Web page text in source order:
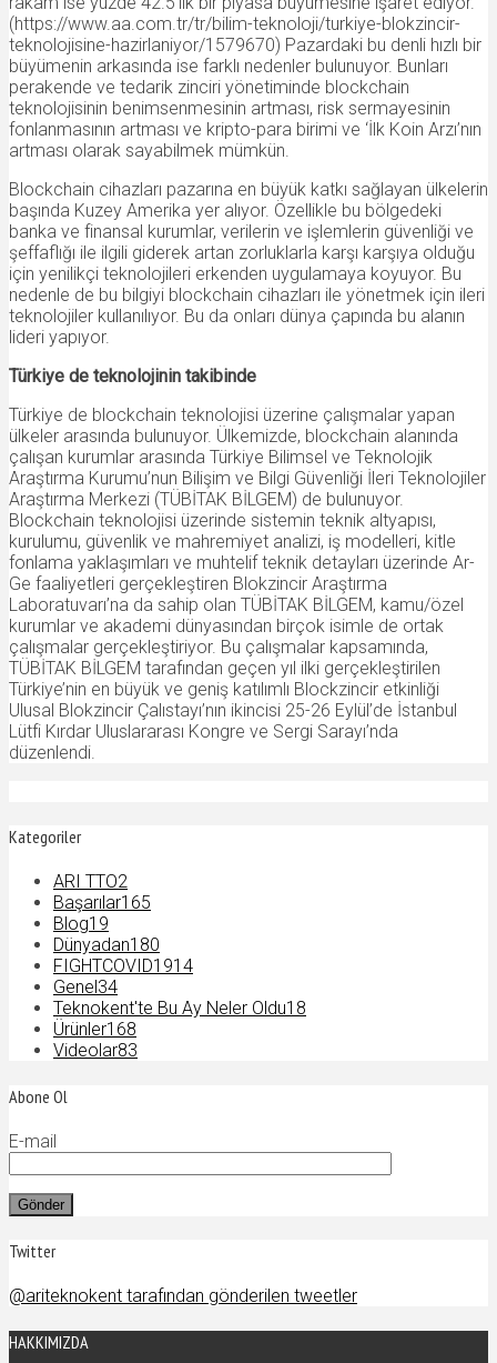
(https://www.aa.com.tr/tr/bilim-teknoloji/turkiye-blokzincir-
teknolojisine-hazirlaniyor/1579670) Pazardaki bu denli hızlı bir
büyümenin arkasında ise farklı nedenler bulunuyor. Bunları
perakende ve tedarik zinciri yönetiminde blockchain
teknolojisinin benimsenmesinin artması, risk sermayesinin
fonlanmasının artması ve kripto-para birimi ve ‘İlk Koin Arzı’nın
artması olarak sayabilmek mümkün.
Blockchain cihazları pazarına en büyük katkı sağlayan ülkelerin
başında Kuzey Amerika yer alıyor. Özellikle bu bölgedeki
banka ve finansal kurumlar, verilerin ve işlemlerin güvenliği ve
şeffaflığı ile ilgili giderek artan zorluklarla karşı karşıya olduğu
için yenilikçi teknolojileri erkenden uygulamaya koyuyor. Bu
nedenle de bu bilgiyi blockchain cihazları ile yönetmek için ileri
teknolojiler kullanılıyor. Bu da onları dünya çapında bu alanın
lideri yapıyor.
Türkiye de teknolojinin takibinde
Türkiye de blockchain teknolojisi üzerine çalışmalar yapan
ülkeler arasında bulunuyor. Ülkemizde, blockchain alanında
çalışan kurumlar arasında Türkiye Bilimsel ve Teknolojik
Araştırma Kurumu’nun Bilişim ve Bilgi Güvenliği İleri Teknolojiler
Araştırma Merkezi (TÜBİTAK BİLGEM) de bulunuyor.
Blockchain teknolojisi üzerinde sistemin teknik altyapısı,
kurulumu, güvenlik ve mahremiyet analizi, iş modelleri, kitle
fonlama yaklaşımları ve muhtelif teknik detayları üzerinde Ar-
Ge faaliyetleri gerçekleştiren Blokzincir Araştırma
Laboratuvarı’na da sahip olan TÜBİTAK BİLGEM, kamu/özel
kurumlar ve akademi dünyasından birçok isimle de ortak
çalışmalar gerçekleştiriyor. Bu çalışmalar kapsamında,
TÜBİTAK BİLGEM tarafından geçen yıl ilki gerçekleştirilen
Türkiye’nin en büyük ve geniş katılımlı Blockzincir etkinliği
Ulusal Blokzincir Çalıstayı’nın ikincisi 25-26 Eylül’de İstanbul
Lütfi Kırdar Uluslararası Kongre ve Sergi Sarayı’nda
düzenlendi.
Kategoriler
ARI TTO2
Başarılar165
Blog19
Dünyadan180
FIGHTCOVID1914
Genel 34
Teknokent'te Bu Ay Neler Oldu18
Ürünler168
Videolar83
Abone Ol
E-mail
Twitter
@ariteknokent tarafından gönderilen tweetler
HAKKIMIZDA